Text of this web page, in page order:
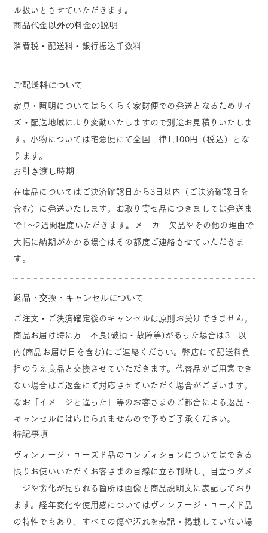
ル扱いとさせていただきます。
商品代金以外の料金の説明
消費税・配送料・銀行振込手数料
ご配送料について
家具・照明についてはらくらく家財便での発送となるためサイ
ズ・配送地域により変動いたしますので別途お見積りいたしま
す。小物については宅急便にて全国一律1,100円（税込）とな
ります。
お引き渡し時期
在庫品についてはご決済確認日から3日以内（ご決済確認日を
含む）に発送いたします。お取り寄せ品につきましては発送ま
で1～2週間程度いただきます。メーカー欠品やその他の理由で
大幅に納期がかかる場合はその都度ご連絡させていただきま
す。
返品・交換・キャンセルについて
ご注文・ご決済確定後のキャンセルは原則お受けできません。
商品お届け時に万一不良(破損・故障等)があった場合は3日以
内(商品お届け日を含む)にご連絡ください。弊店にて配送料負
担のうえ良品と交換させていただきます。代替品がご用意でき
ない場合はご返金にて対応させていただく場合がございます。
なお「イメージと違った」等のお客さまのご都合による返品・
キャンセルには応じられませんので予めご了承ください。
特記事項
ヴィンテージ・ユーズド品のコンディションについてはできる
限りお使いいただくお客さまの目線に立ち判断し、目立つダメ
ージや劣化が見られる箇所は画像と商品説明文に表記しており
ます。経年変化や使用感についてはヴィンテージ・ユーズド品
の特性でもあり、すべての傷や汚れを表記・掲載していない場